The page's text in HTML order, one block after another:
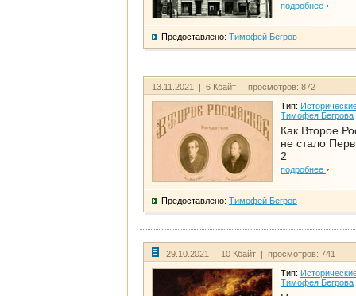
подробнее
Предоставлено: Тимофей Бегров
13.11.2021 | 6 Кбайт | просмотров: 872
Тип:
Тимофея Бегрова
Как Второе
не стало
2
подробнее
Предоставлено: Тимофей Бегров
29.10.2021 | 10 Кбайт | просмотров: 741
Тип:
Тимофея Бегрова